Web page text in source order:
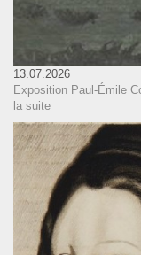
13.07.2026
Exposition Paul-Émile
la suite